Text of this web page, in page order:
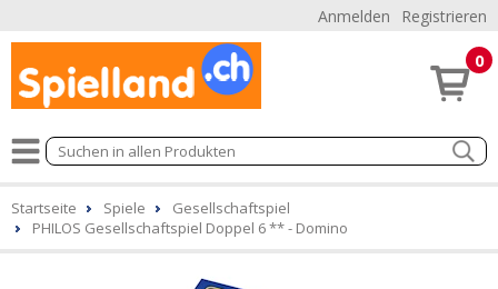
Anmelden Registrieren
0
Startseite Spiele
Gesellschaftspiel
PHILOS Gesellschaftspiel Doppel 6 ** - Domino